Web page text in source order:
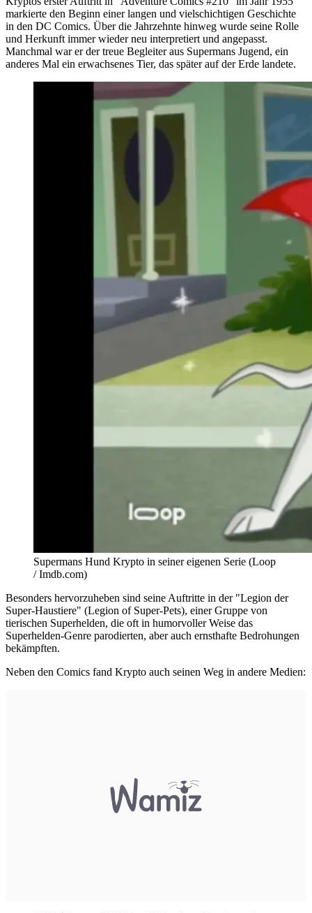
markierte den Beginn einer langen und vielschichtigen Geschichte
in den DC Comics. Über die Jahrzehnte hinweg wurde seine Rolle
und Herkunft immer wieder neu interpretiert und angepasst.
Manchmal war er der treue Begleiter aus Supermans Jugend, ein
anderes Mal ein erwachsenes Tier, das später auf der Erde landete.
Supermans Hund Krypto in seiner eigenen Serie (Loop
/ Imdb.com)
Besonders hervorzuheben sind seine Auftritte in der "Legion der
Super-Haustiere" (Legion of Super-Pets), einer Gruppe von
tierischen Superhelden, die oft in humorvoller Weise das
Superhelden-Genre parodierten, aber auch ernsthafte Bedrohungen
bekämpften.
Neben den Comics fand Krypto auch seinen Weg in andere Medien: